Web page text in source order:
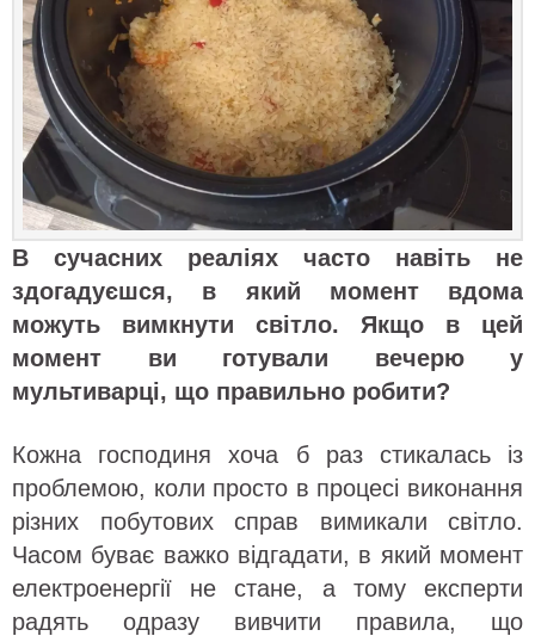
В сучасних реаліях часто навіть не
здогадуєшся, в який момент вдома
можуть вимкнути світло. Якщо в цей
момент ви готували вечерю у
мультиварці, що правильно робити?
Кожна господиня хоча б раз стикалась із
проблемою, коли просто в процесі виконання
різних побутових справ вимикали світло.
Часом буває важко відгадати, в який момент
електроенергії не стане, а тому експерти
радять одразу вивчити правила, що